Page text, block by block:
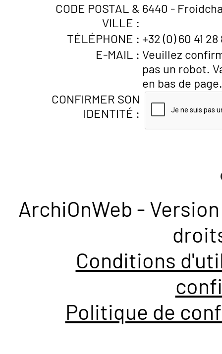
CODE POSTAL &
VILLE :
6440 -
TÉLÉPHONE : +32 (0) 60 41 28
E-MAIL : Veuillez
pas un robot.
en bas de page.
CONFIRMER SON
IDENTITÉ :
ArchiOnWeb -
Conditions
Politique de